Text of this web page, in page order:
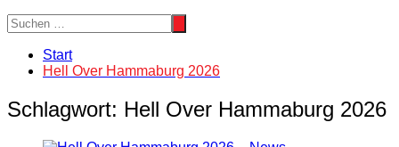
Start
Hell Over Hammaburg 2026
Schlagwort: Hell Over Hammaburg 2026